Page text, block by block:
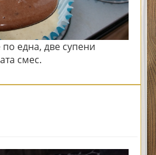
по една, две супени
смес.